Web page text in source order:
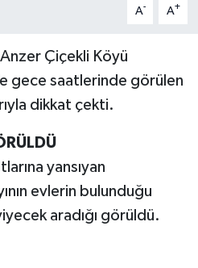
A- A+
Çiçekli Köyü
gece saatlerinde görülen
dikkat çekti.
yansıyan
evlerin bulunduğu
aradığı görüldü.